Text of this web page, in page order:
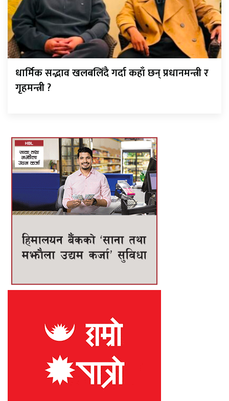
धार्मिक सद्भाव खलबलिँदै गर्दा कहाँ छन् प्रधानमन्त्री र
गृहमन्त्री ?